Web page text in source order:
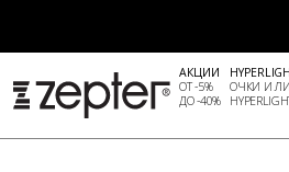
АКЦИИ
ОТ -5%
ДО -40%
ОЧКИ И